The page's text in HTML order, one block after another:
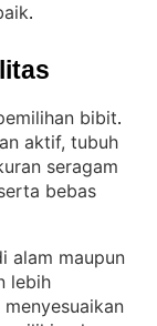
.
bibit
aktif, tubuh
seragam
bebas
alam maupun
lebih